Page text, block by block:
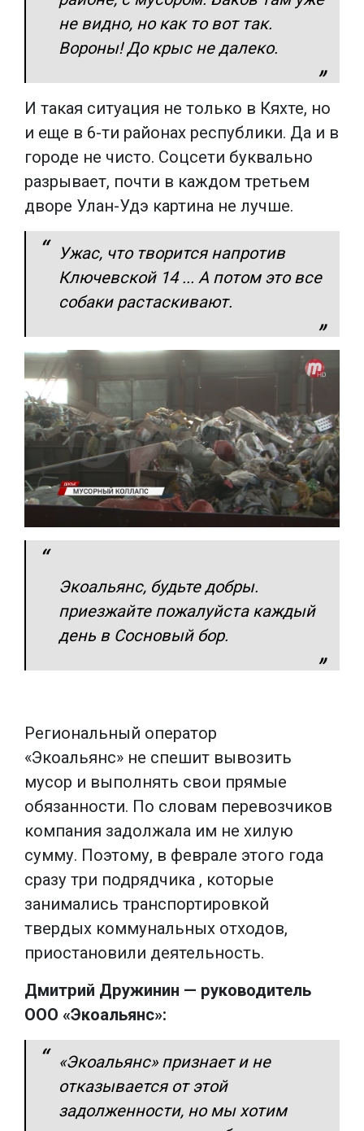
не видно, но как то вот так.
Вороны! До крыс не далеко.
И такая ситуация не только в Кяхте, но
и еще в 6-ти районах республики. Да и в
городе не чисто. Соцсети буквально
разрывает, почти в каждом третьем
дворе Улан-Удэ картина не лучше.
Ужас, что творится напротив
Ключевской 14 ... А потом это все
собаки растаскивают.
Экоальянс, будьте добры.
приезжайте пожалуйста каждый
день в Сосновый бор.
Региональный оператор
«Экоальянс» не спешит вывозить
мусор и выполнять свои прямые
обязанности. По словам перевозчиков
компания задолжала им не хилую
сумму. Поэтому, в феврале этого года
сразу три подрядчика , которые
занимались транспортировкой
твердых коммунальных отходов,
приостановили деятельность.
Дмитрий Дружинин — руководитель
ООО «Экоальянс»:
«Экоальянс» признает и не
отказывается от этой
задолженности, но мы хотим